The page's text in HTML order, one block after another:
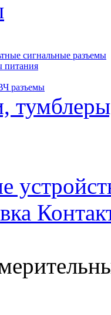
сигнальные разъемы
питания
разъемы